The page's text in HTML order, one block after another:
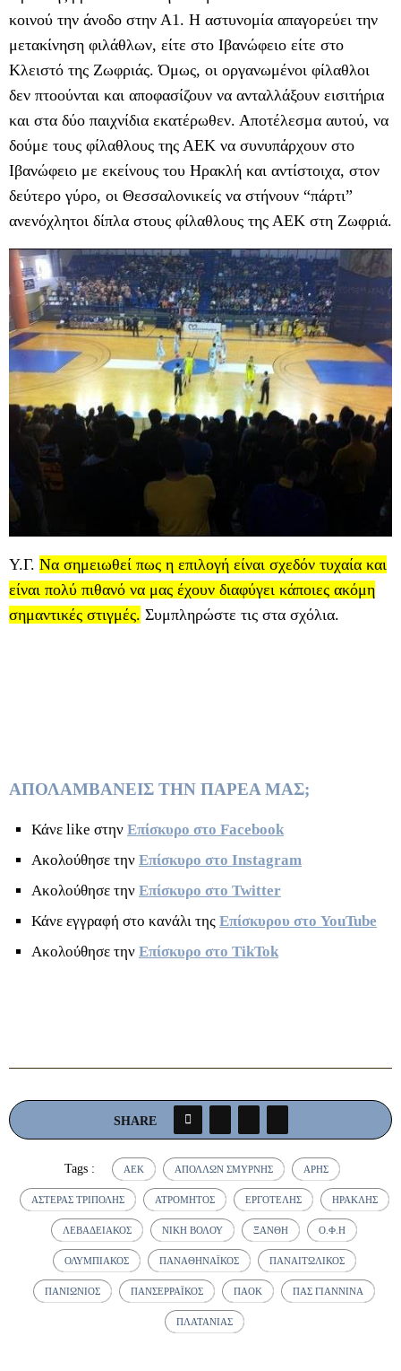
κοινού την άνοδο στην Α1. Η αστυνομία απαγορεύει την
μετακίνηση φιλάθλων, είτε στο Ιβανώφειο είτε στο
Κλειστό της Ζωφριάς. Όμως, οι οργανωμένοι φίλαθλοι
δεν πτοούνται και αποφασίζουν να ανταλλάξουν εισιτήρια
και στα δύο παιχνίδια εκατέρωθεν. Αποτέλεσμα αυτού, να
δούμε τους φίλαθλους της ΑΕΚ να συνυπάρχουν στο
Ιβανώφειο με εκείνους του Ηρακλή και αντίστοιχα, στον
δεύτερο γύρο, οι Θεσσαλονικείς να στήνουν “πάρτι”
ανενόχλητοι δίπλα στους φίλαθλους της ΑΕΚ στη Ζωφριά.
Υ.Γ. Να σημειωθεί πως η επιλογή είναι σχεδόν τυχαία και
είναι πολύ πιθανό να μας έχουν διαφύγει κάποιες ακόμη
σημαντικές στιγμές. Συμπληρώστε τις στα σχόλια.
ΑΠΟΛΑΜΒΑΝΕΙΣ ΤΗΝ ΠΑΡΕΑ ΜΑΣ;
Κάνε like στην Επίσκυρο στο Facebook
Ακολούθησε την Επίσκυρο στο Instagram
Ακολούθησε την Επίσκυρο στο Twitter
Κάνε εγγραφή στο κανάλι της Επίσκυρου στο YouTube
Ακολούθησε την Επίσκυρο στο TikTok
SHARE
Tags : ΆΕΚ ΑΠΌΛΛΩΝ ΣΜΎΡΝΗΣ ΆΡΗΣ
ΑΣΤΈΡΑΣ ΤΡΊΠΟΛΗΣ ΑΤΡΌΜΗΤΟΣ ΕΡΓΟΤΈΛΗΣ ΗΡΑΚΛΉΣ
ΛΕΒΑΔΕΙΑΚΌΣ ΝΊΚΗ ΒΌΛΟΥ ΞΆΝΘΗ Ο.Φ.Η
ΟΛΥΜΠΙΑΚΌΣ ΠΑΝΑΘΗΝΑΪΚΌΣ ΠΑΝΑΙΤΩΛΙΚΌΣ
ΠΑΝΙΏΝΙΟΣ ΠΑΝΣΕΡΡΑΪΚΌΣ ΠΑΟΚ ΠΑΣ ΓΙΆΝΝΙΝΑ
ΠΛΑΤΑΝΙΆΣ